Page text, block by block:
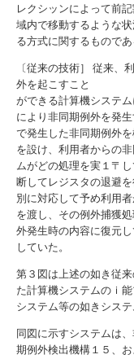
レクシッンによって前
域内で移動するような
る方式に関するものであ
〔従来の技術］ 従来、
外を起こすこと
ができる計算機システ
により非同期例外を発
で発生した非同期例外
を設け、利用者からの
ムがどの処理を実１〒
断してレジスタの退避
別に対応して予め利用
を渡し、その例外捕獲
外発生時の内容に復元
していた。
第３図は上述の如き従
た計算機システムのｉ
システム等の如きシステ
同図に示すシステムは
期例外検出機構１５、